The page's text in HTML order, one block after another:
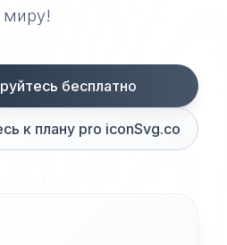
миру!
бесплатно
к плану pro iconSvg.co